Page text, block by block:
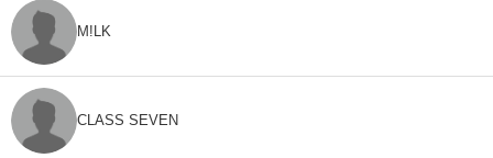
M!LK
CLASS SEVEN